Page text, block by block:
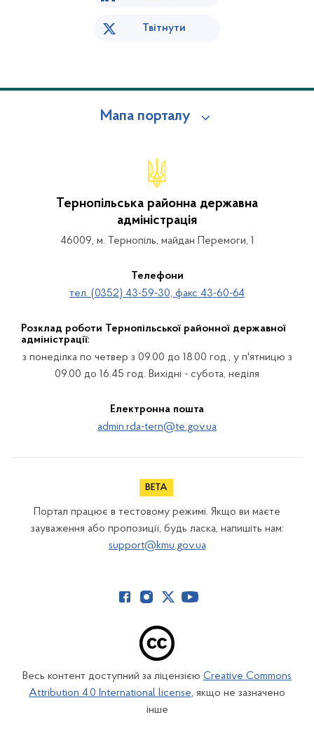
Твітнути
Мапа порталу
Тернопільська районна державна
адміністрація
46009, м. Тернопіль, майдан Перемоги, 1
Телефони
тел. (0352) 43-59-30, факс 43-60-64
Розклад роботи Тернопільської районної державної
адміністрації:
з понеділка по четвер з 09.00 до 18.00 год., у п'ятницю з
09.00 до 16.45 год. Вихідні - субота, неділя
Електронна пошта
admin.rda-tern@te.gov.ua
Портал працює в тестовому режимі. Якщо ви маєте
зауваження або пропозиції, будь ласка, напишіть нам:
support@kmu.gov.ua
Весь контент доступний за ліцензією Creative Commons
Attribution 4.0 International license, якщо не зазначено
інше